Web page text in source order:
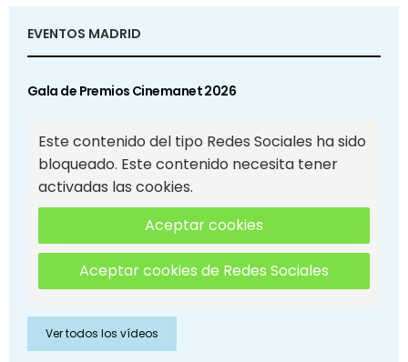
EVENTOS MADRID
Gala de Premios Cinemanet 2026
Este contenido del tipo Redes Sociales ha sido
bloqueado. Este contenido necesita tener
activadas las cookies.
Aceptar cookies
Aceptar cookies de Redes Sociales
Ver todos los vídeos